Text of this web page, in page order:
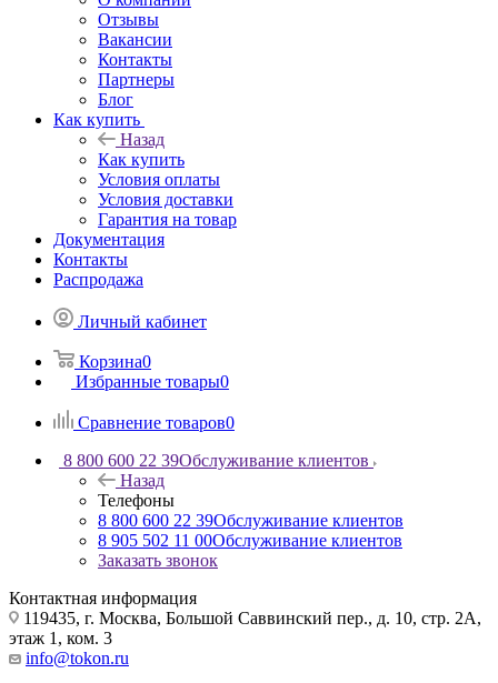
Отзывы
Вакансии
Контакты
Партнеры
Блог
Как купить
Назад
Как купить
Условия оплаты
Условия доставки
Гарантия на товар
Документация
Контакты
Распродажа
Личный кабинет
Корзина0
Избранные товары0
Сравнение товаров0
8 800 600 22 39Обслуживание клиентов
Назад
Телефоны
8 800 600 22 39Обслуживание клиентов
8 905 502 11 00Обслуживание клиентов
Заказать звонок
Контактная информация
119435, г. Москва, Большой Саввинский пер., д. 10, стр. 2А,
этаж 1, ком. 3
info@tokon.ru